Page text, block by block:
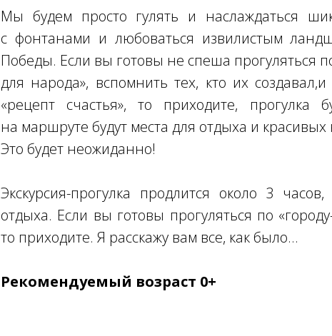
Мы будем просто гулять и наслаждаться
с фонтанами и любоваться извилистым
Победы. Если вы готовы не спеша прогуляться
для народа», вспомнить тех, кто их
«рецепт счастья», то приходите, прогулка
на маршруте будут места для отдыха и красивых
Это будет неожиданно!
Экскурсия-прогулка продлится около 3
отдыха. Если вы готовы прогуляться по
то приходите. Я расскажу вам все, как было...
Рекомендуемый возраст 0+